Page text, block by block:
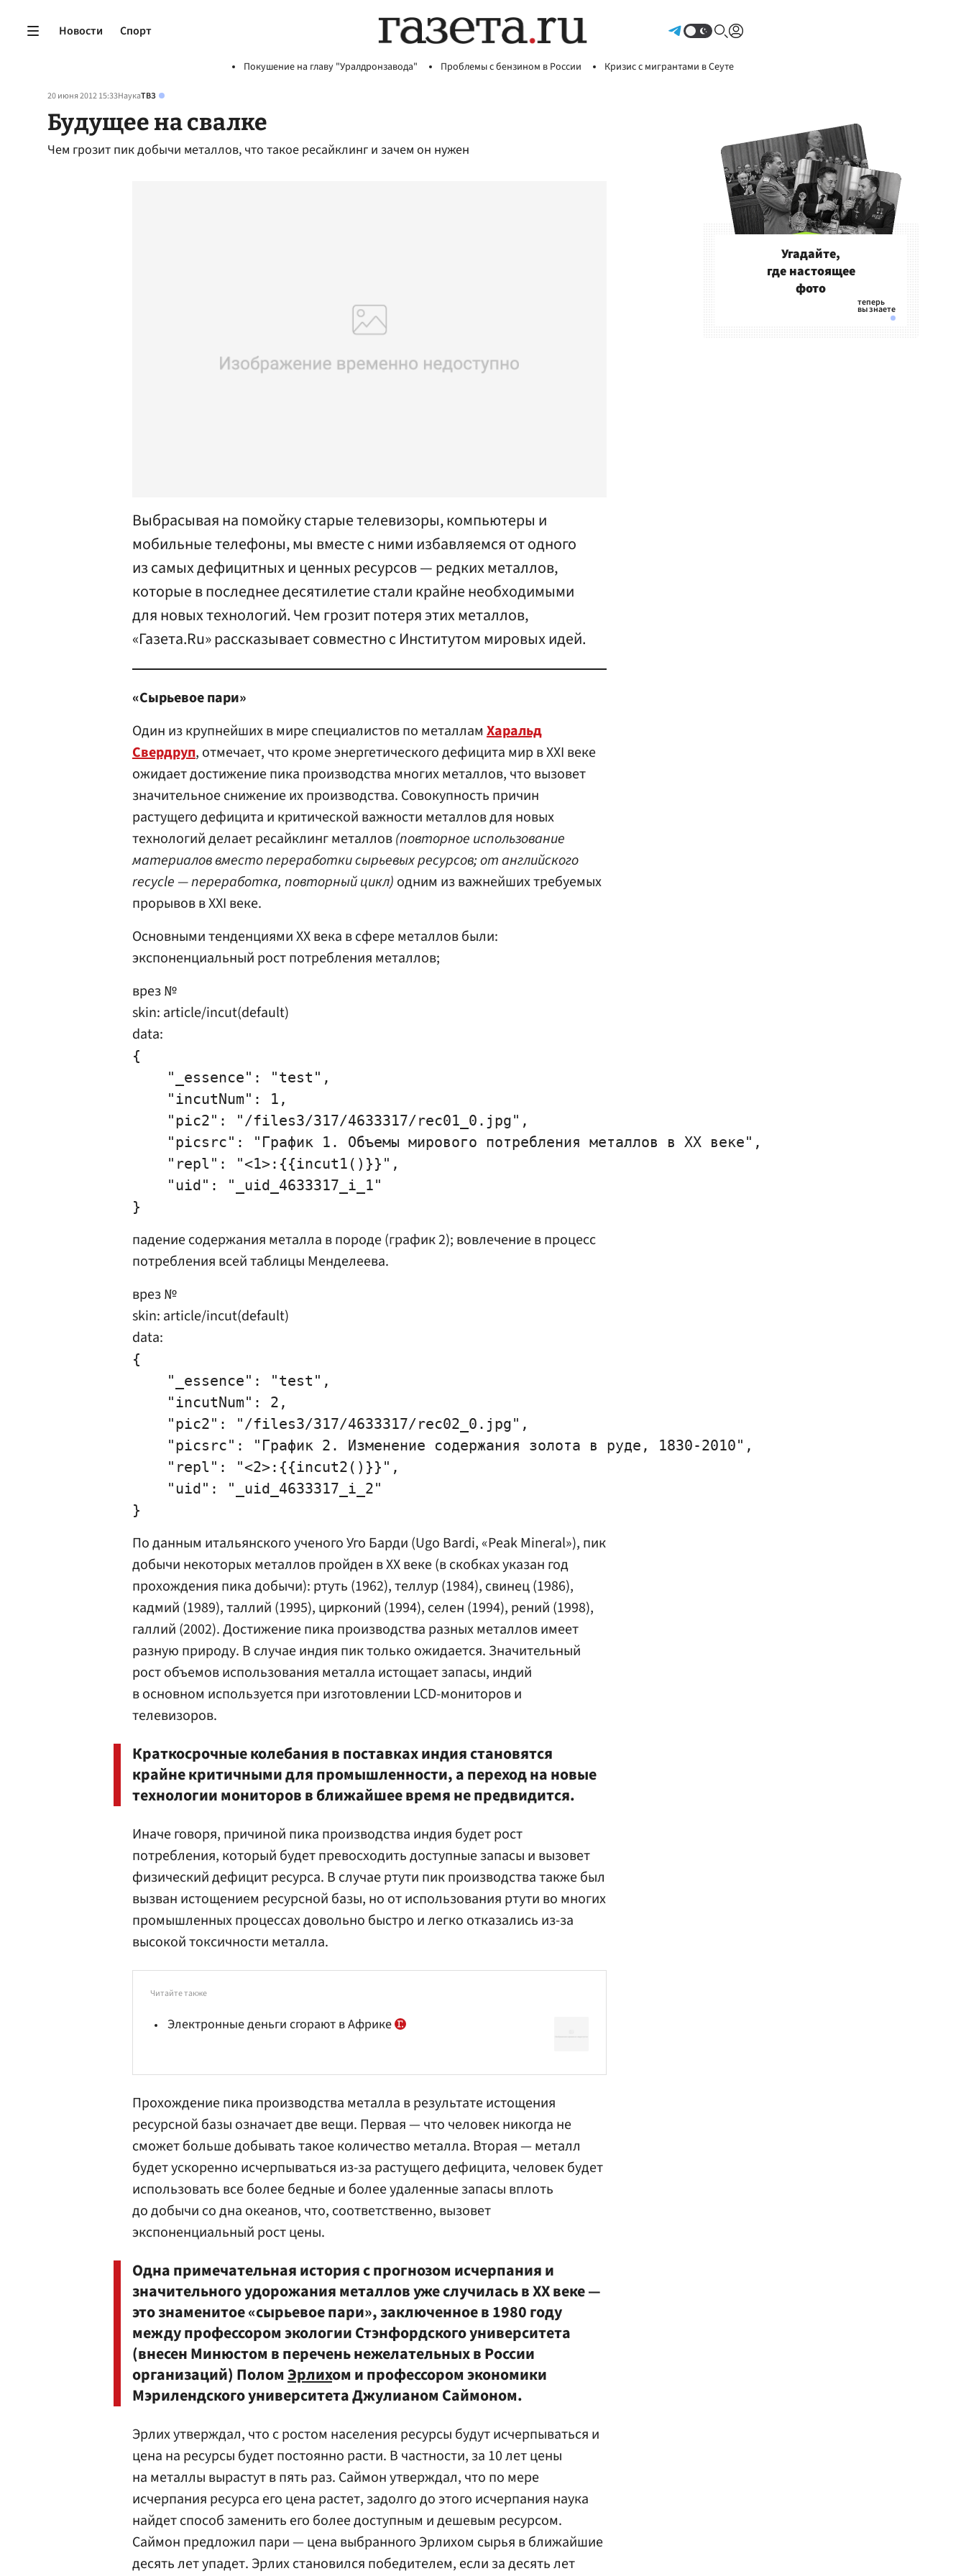
Новости Спорт
Покушение на главу "Уралдронзавода" Проблемы с бензином в России Кризис с мигрантами в Сеуте
20 июня 2012 15:33НаукаТВЗ
Будущее на свалке
Чем грозит пик добычи металлов, что такое ресайклинг и зачем он нужен
Выбрасывая на помойку старые телевизоры, компьютеры и
мобильные телефоны, мы вместе с ними избавляемся от одного
из самых дефицитных и ценных ресурсов — редких металлов,
которые в последнее десятилетие стали крайне необходимыми
для новых технологий. Чем грозит потеря этих металлов,
«Газета.Ru» рассказывает совместно с Институтом мировых идей.
«Сырьевое пари»
Один из крупнейших в мире специалистов по металлам Харальд
Свердруп, отмечает, что кроме энергетического дефицита мир в XXI веке
ожидает достижение пика производства многих металлов, что вызовет
значительное снижение их производства. Совокупность причин
растущего дефицита и критической важности металлов для новых
технологий делает ресайклинг металлов(повторное использование
материалов вместо переработки сырьевых ресурсов; от английского
recycle — переработка, повторный цикл) одним из важнейших требуемых
прорывов в XXI веке.
Основными тенденциями XX века в сфере металлов были:
экспоненциальный рост потребления металлов;
врез №
skin: article/incut(default)
data:
{
    "_essence": "test",
    "incutNum": 1,
    "pic2": "/files3/317/4633317/rec01_0.jpg",
    "picsrc": "График 1. Объемы мирового потребления металлов в XX веке",
    "repl": "<1>:{{incut1()}}",
    "uid": "_uid_4633317_i_1"
падение содержания металла в породе (график 2); вовлечение в процесс
потребления всей таблицы Менделеева.
врез №
skin: article/incut(default)
data:
{
    "_essence": "test",
    "incutNum": 2,
    "pic2": "/files3/317/4633317/rec02_0.jpg",
    "picsrc": "График 2. Изменение содержания золота в руде, 1830-2010",
    "repl": "<2>:{{incut2()}}",
    "uid": "_uid_4633317_i_2"
По данным итальянского ученого Уго Барди (Ugo Bardi, «Peak Mineral»), пик
добычи некоторых металлов пройден в XX веке (в скобках указан год
прохождения пика добычи): ртуть (1962), теллур (1984), свинец (1986),
кадмий (1989), таллий (1995), цирконий (1994), селен (1994), рений (1998),
галлий (2002). Достижение пика производства разных металлов имеет
разную природу. В случае индия пик только ожидается. Значительный
рост объемов использования металла истощает запасы, индий
в основном используется при изготовлении LCD-мониторов и
телевизоров.
Краткосрочные колебания в поставках индия становятся
крайне критичными для промышленности, а переход на новые
технологии мониторов в ближайшее время не предвидится.
Иначе говоря, причиной пика производства индия будет рост
потребления, который будет превосходить доступные запасы и вызовет
физический дефицит ресурса. В случае ртути пик производства также был
вызван истощением ресурсной базы, но от использования ртути во многих
промышленных процессах довольно быстро и легко отказались из-за
высокой токсичности металла.
Читайте также
Электронные деньги сгорают в Африке
Прохождение пика производства металла в результате истощения
ресурсной базы означает две вещи. Первая — что человек никогда не
сможет больше добывать такое количество металла. Вторая — металл
будет ускоренно исчерпываться из-за растущего дефицита, человек будет
использовать все более бедные и более удаленные запасы вплоть
до добычи со дна океанов, что, соответственно, вызовет
экспоненциальный рост цены.
Одна примечательная история с прогнозом исчерпания и
значительного удорожания металлов уже случилась в XX веке —
это знаменитое «сырьевое пари», заключенное в 1980 году
между профессором экологии Стэнфордского университета
(внесен Минюстом в перечень нежелательных в России
организаций) ПоломЭрлихом и профессором экономики
Мэрилендского университета Джулианом Саймоном.
Эрлих утверждал, что с ростом населения ресурсы будут исчерпываться и
цена на ресурсы будет постоянно расти. В частности, за 10 лет цены
на металлы вырастут в пять раз. Саймон утверждал, что по мере
исчерпания ресурса его цена растет, задолго до этого исчерпания наука
найдет способ заменить его более доступным и дешевым ресурсом.
Саймон предложил пари — цена выбранного Эрлихом сырья в ближайшие
десять лет упадет. Эрлих становился победителем, если за десять лет
Угадайте,
где настоящее
фото